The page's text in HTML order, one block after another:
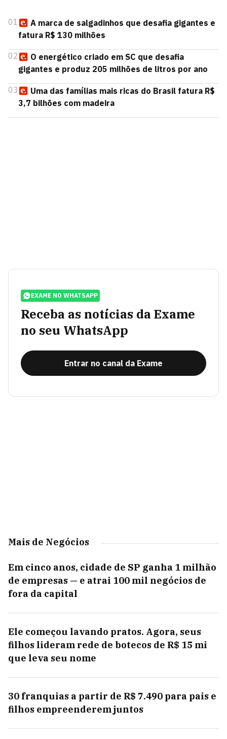
01
A marca de salgadinhos que desafia gigantes e
fatura R$ 130 milhões
02
O energético criado em SC que desafia
gigantes e produz 205 milhões de litros por ano
03
Uma das famílias mais ricas do Brasil fatura R$
3,7 bilhões com madeira
EXAME NO WHATSAPP
Receba as notícias da Exame
no seu WhatsApp
Entrar no canal da Exame
Mais de Negócios
Em cinco anos, cidade de SP ganha 1 milhão
de empresas — e atrai 100 mil negócios de
fora da capital
Ele começou lavando pratos. Agora, seus
filhos lideram rede de botecos de R$ 15 mi
que leva seu nome
30 franquias a partir de R$ 7.490 para pais e
filhos empreenderem juntos